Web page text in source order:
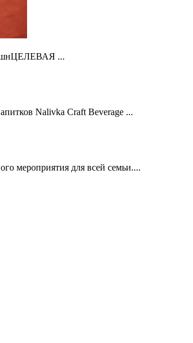
...
Nalivka Craft Beverage ...
мероприятия для всей семьи....